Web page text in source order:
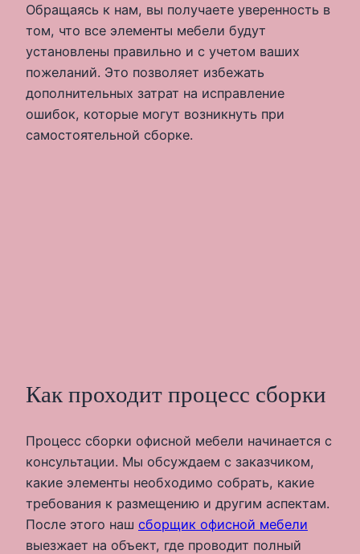
Обращаясь к нам, вы получаете уверенность в
том, что все элементы мебели будут
установлены правильно и с учетом ваших
пожеланий. Это позволяет избежать
дополнительных затрат на исправление
ошибок, которые могут возникнуть при
самостоятельной сборке.
Как проходит процесс сборки
Процесс сборки офисной мебели начинается с
консультации. Мы обсуждаем с заказчиком,
какие элементы необходимо собрать, какие
требования к размещению и другим аспектам.
После этого наш сборщик офисной мебели
выезжает на объект, где проводит полный